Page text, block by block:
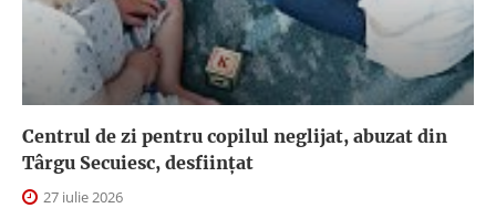
Centrul de zi pentru copilul neglijat, abuzat din
Târgu Secuiesc, desfiinţat
27 iulie 2026